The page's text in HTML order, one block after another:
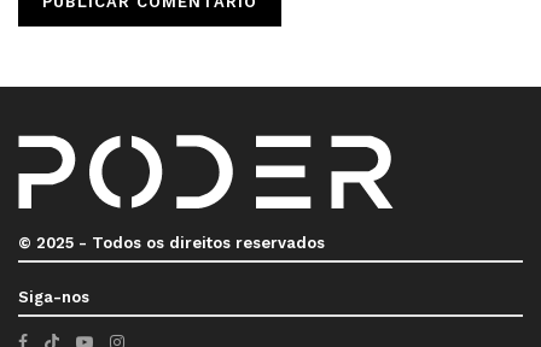
© 2025 - Todos os direitos reservados
Siga-nos